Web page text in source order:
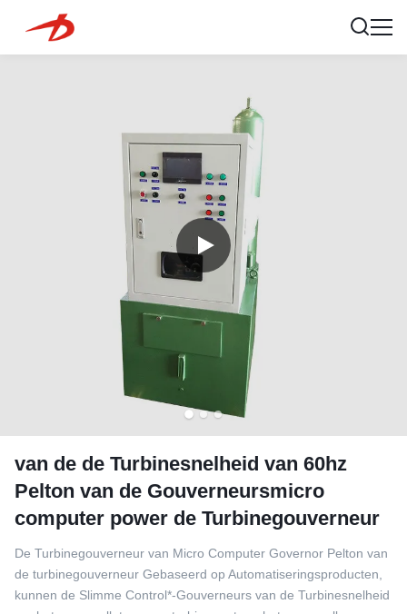
van de de Turbinesnelheid van 60hz
Pelton van de Gouverneursmicro
computer power de Turbinegouverneur
De Turbinegouverneur van Micro Computer Governor Pelton van
de turbinegouverneur Gebaseerd op Automatiseringsproducten,
kunnen de Slimme Control*-Gouverneurs van de Turbinesnelheid